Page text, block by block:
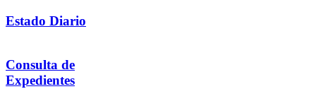
Estado Diario
Consulta de
Expedientes